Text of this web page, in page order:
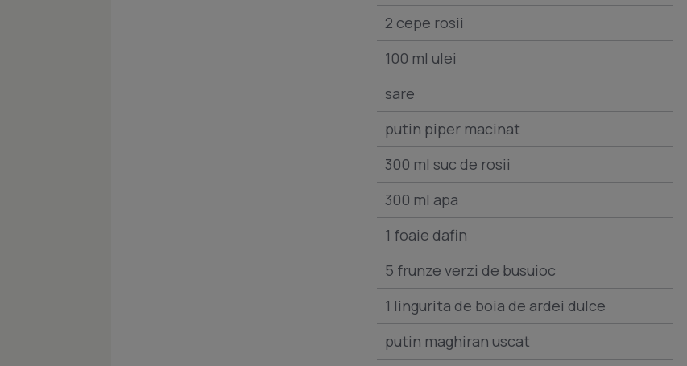
2 cepe rosii
100 ml ulei
sare
putin piper macinat
300 ml suc de rosii
300 ml apa
1 foaie dafin
5 frunze verzi de busuioc
1 lingurita de boia de ardei dulce
putin maghiran uscat